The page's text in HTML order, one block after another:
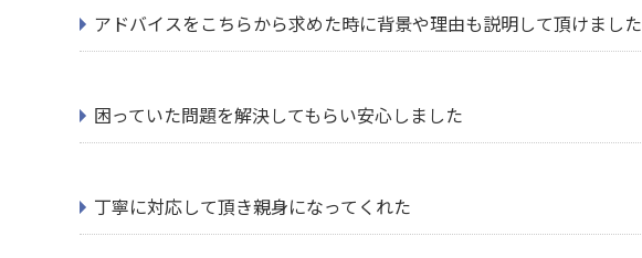
アドバイスをこちらから求めた時に背景や理由も説明して頂けました
困っていた問題を解決してもらい安心しました
丁寧に対応して頂き親身になってくれた